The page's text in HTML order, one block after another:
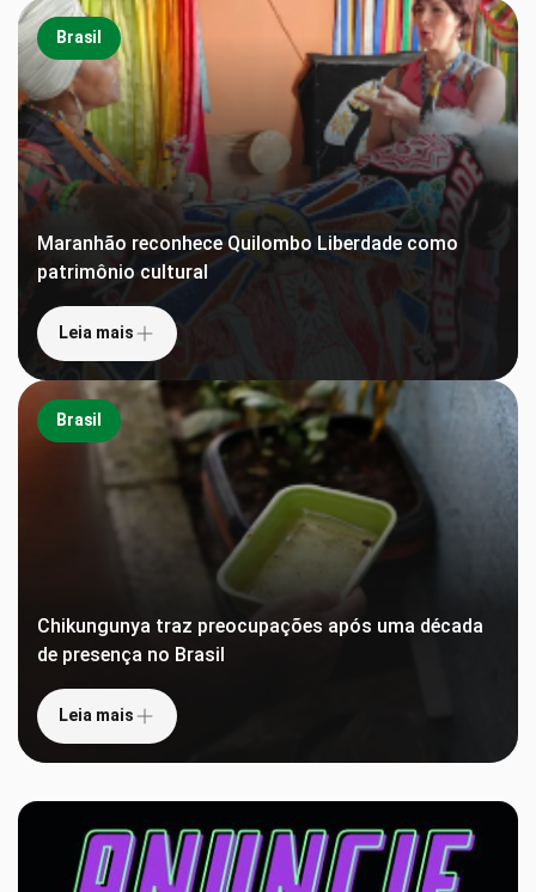
Brasil
Maranhão reconhece Quilombo Liberdade como
patrimônio cultural
Leia mais
Brasil
Chikungunya traz preocupações após uma década
de presença no Brasil
Leia mais